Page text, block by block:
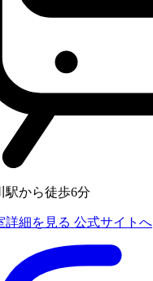
駅から徒歩6分
詳細を見る 公式サイトへ